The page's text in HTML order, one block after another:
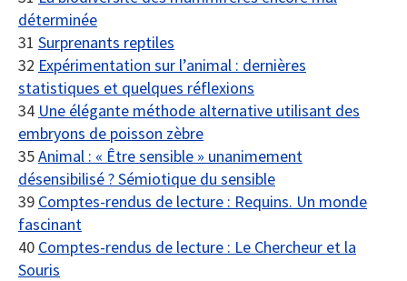
déterminée
31 Surprenants reptiles
32 Expérimentation sur l’animal : dernières
statistiques et quelques réflexions
34 Une élégante méthode alternative utilisant des
embryons de poisson zèbre
35Animal : « Être sensible » unanimement
désensibilisé ? Sémiotique du sensible
39 Comptes-rendus de lecture : Requins. Un monde
fascinant
40 Comptes-rendus de lecture : Le Chercheur et la
Souris